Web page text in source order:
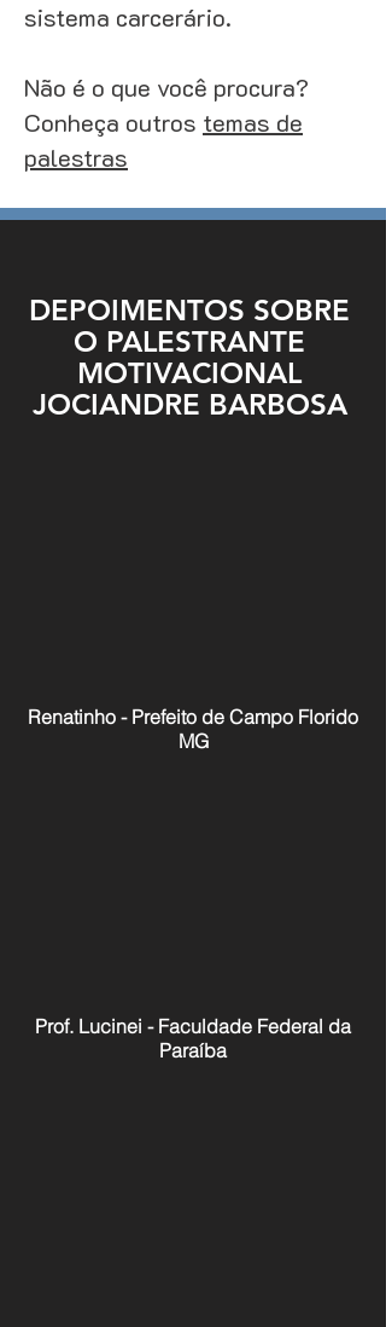
sistema carcerário.
Não é o que você procura?
Conheça outros temas de
palestras
DEPOIMENTOS SOBRE
O PALESTRANTE
MOTIVACIONAL
JOCIANDRE BARBOSA
Renatinho - Prefeito de Campo Florido
MG
Prof. Lucinei - Faculdade Federal da
Paraíba